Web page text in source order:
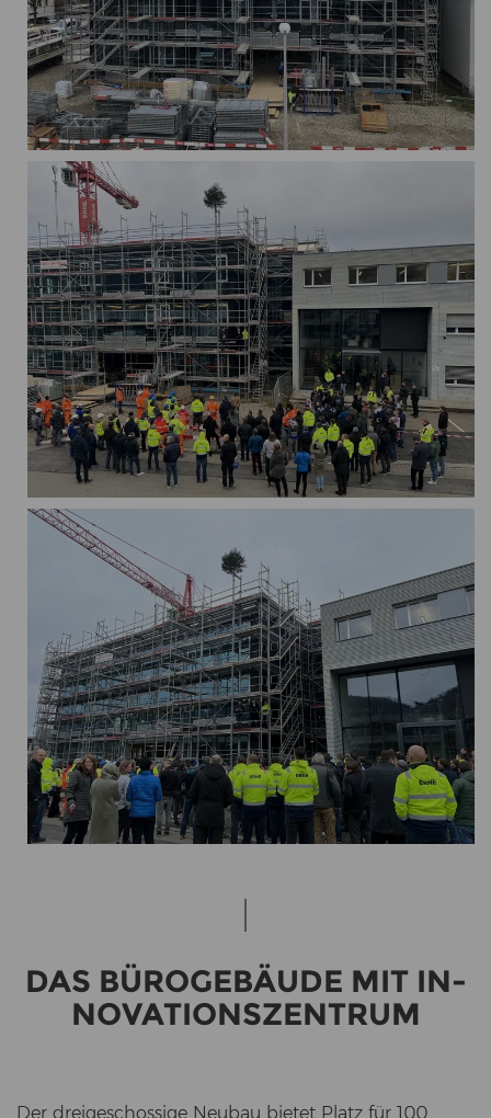
DAS BÜ­RO­GE­BÄU­DE MIT IN­
NO­VA­TI­ONS­ZEN­TRUM
Der drei­ge­schos­si­ge Neu­bau bie­tet Platz für 100